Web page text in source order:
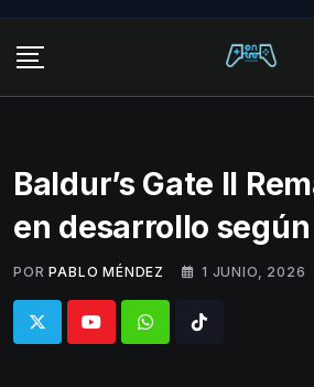
content
Baldur’s Gate II
en desarrollo
POR PABLO MÉNDEZ 1 JUNIO, 2026
WhatsappTiktok